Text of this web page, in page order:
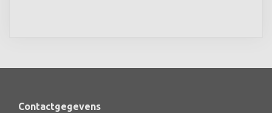
Contactgegevens